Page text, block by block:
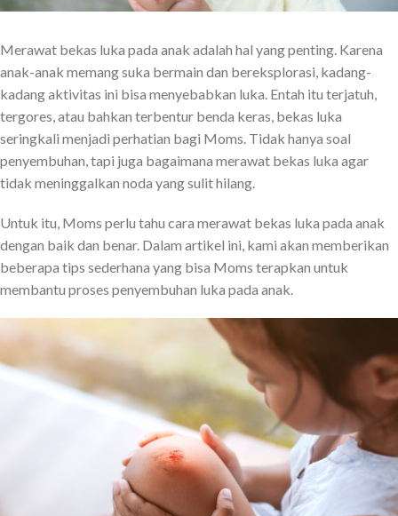
Merawat bekas luka pada anak adalah hal yang penting. Karena
anak-anak memang suka bermain dan bereksplorasi, kadang-
kadang aktivitas ini bisa menyebabkan luka. Entah itu terjatuh,
tergores, atau bahkan terbentur benda keras, bekas luka
seringkali menjadi perhatian bagi Moms. Tidak hanya soal
penyembuhan, tapi juga bagaimana merawat bekas luka agar
tidak meninggalkan noda yang sulit hilang.
Untuk itu, Moms perlu tahu cara merawat bekas luka pada anak
dengan baik dan benar. Dalam artikel ini, kami akan memberikan
beberapa tips sederhana yang bisa Moms terapkan untuk
membantu proses penyembuhan luka pada anak.